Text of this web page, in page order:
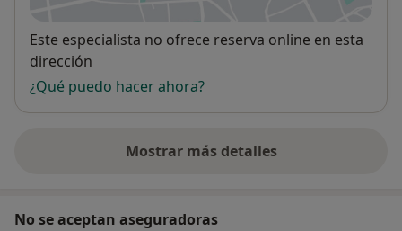
Disponibilidad
Este especialista no ofrece reserva online en esta
dirección
¿Qué puedo hacer ahora?
Mostrar más detalles
sobre la dirección
No se aceptan aseguradoras